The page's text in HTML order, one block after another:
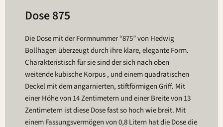
Dose 875
Die Dose mit der Formnummer “875” von Hedwig
Bollhagen überzeugt durch ihre klare, elegante Form.
Charakteristisch für sie sind der sich nach oben
weitende kubische Korpus , und einem quadratischen
Deckel mit dem angarnierten, stiftförmigen Griff. Mit
einer Höhe von 14 Zentimetern und einer Breite von 13
Zentimetern ist diese Dose fast so hoch wie breit. Mit
einem Fassungsvermögen von 0,8 Litern hat die Dose die